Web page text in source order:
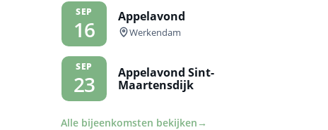
SEP
16
Appelavond
Werkendam
SEP
23
Appelavond Sint-
Maartensdijk
Alle bijeenkomsten bekijken →